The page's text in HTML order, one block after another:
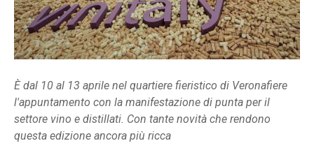
È dal 10 al 13 aprile nel quartiere fieristico di Veronafiere
l'appuntamento con la manifestazione di punta per il
settore vino e distillati. Con tante novità che rendono
questa edizione ancora più ricca